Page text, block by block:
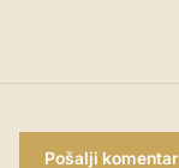
Pošalji komentar